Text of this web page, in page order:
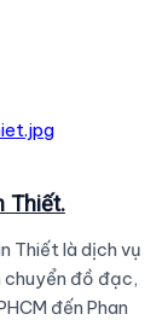
Thiết.
Thiết là dịch vụ
chuyển đồ đạc,
đến Phan